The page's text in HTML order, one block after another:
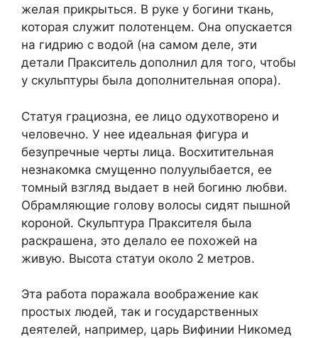
желая прикрыться. В руке у богини ткань,
которая служит полотенцем. Она опускается
на гидрию с водой (на самом деле, эти
детали Пракситель дополнил для того, чтобы
у скульптуры была дополнительная опора).
Статуя грациозна, ее лицо одухотворено и
человечно. У нее идеальная фигура и
безупречные черты лица. Восхитительная
незнакомка смущенно полуулыбается, ее
томный взгляд выдает в ней богиню любви.
Обрамляющие голову волосы сидят пышной
короной. Скульптура Праксителя была
раскрашена, это делало ее похожей на
живую. Высота статуи около 2 метров.
Эта работа поражала воображение как
простых людей, так и государственных
деятелей, например, царь Вифинии Никомед